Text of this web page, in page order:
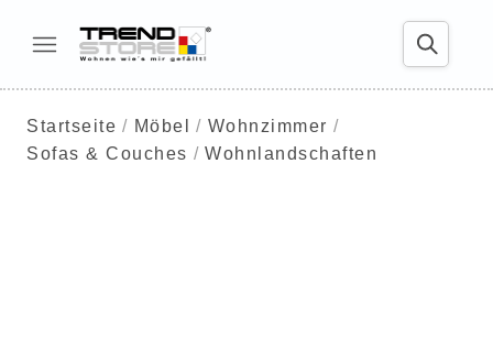
Startseite Möbel
Wohnzimmer
Sofas & Couches
Wohnlandschaften